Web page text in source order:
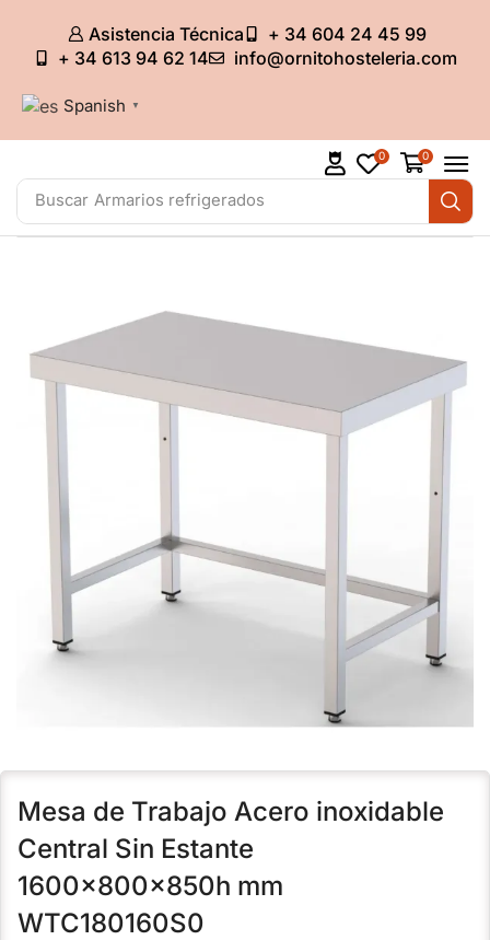
Asistencia Técnica
+ 34 604 24 45 99
+ 34 613 94 62 14
info@ornitohosteleria.com
Spanish ▼
Buscar Armarios refrigerados
0 0
Mesa de Trabajo Acero inoxidable
Central Sin Estante
1600x800x850h mm
WTC180160S0